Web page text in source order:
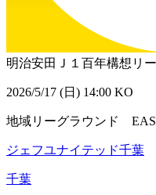
明治安田Ｊ１百年構想リ
2026/5/17 (日) 14:00 KO
地域リーグラウンド
ジェフユナイテッド千葉
千葉